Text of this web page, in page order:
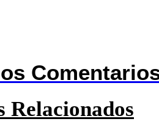
Relacionados